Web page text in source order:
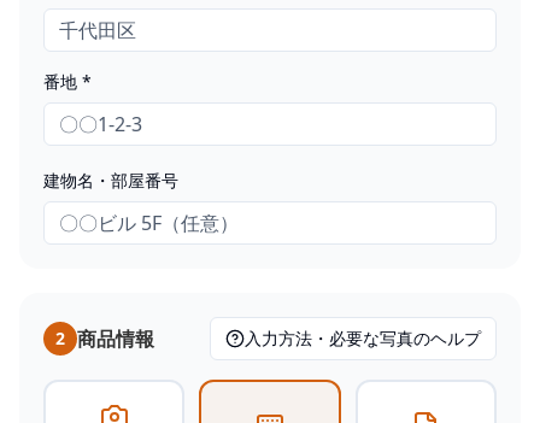
番地 *
建物名・部屋番号
2 商品情報 入力方法・必要な写真のヘルプ